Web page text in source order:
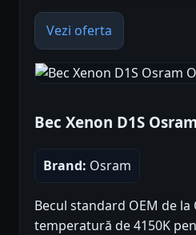
Vezi oferta
Bec Xenon D1S
Brand: Osram
Becul standard OEM de la
temperatură de 4150K